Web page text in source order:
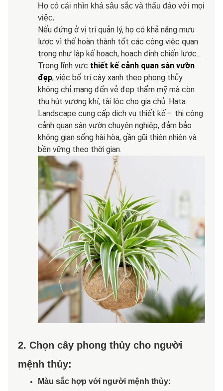
Họ có cái nhìn khá sâu sắc và thấu đáo với mọi
việc.
Nếu đứng ở vị trí quản lý, họ có khả năng mưu
lược vì thế hoàn thành tốt các công việc quan
trọng như lập kế hoạch, hoạch định chiến lược…
Trong lĩnh vực thiết kế cảnh quan sân vườn
đẹp, việc bố trí cây xanh theo phong thủy
không chỉ mang đến vẻ đẹp thẩm mỹ mà còn
thu hút vượng khí, tài lộc cho gia chủ. Hata
Landscape cung cấp dịch vụ thiết kế – thi công
cảnh quan sân vườn chuyên nghiệp, đảm bảo
không gian sống hài hòa, gần gũi thiên nhiên và
bền vững theo thời gian.
2. Chọn cây phong thủy cho người
mệnh thủy:
Màu sắc hợp với người mệnh thủy: